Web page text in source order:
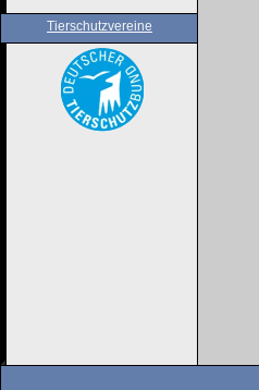
Tierschutzvereine